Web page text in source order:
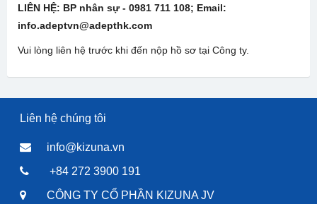
LIÊN HỆ: BP nhân sự - 0981 711 108; Email:
info.adeptvn@adepthk.com
Vui lòng liên hệ trước khi đến nộp hồ sơ tại Công ty.
Liên hệ chúng tôi
info@kizuna.vn
+84 272 3900 191
CÔNG TY CỔ PHẦN KIZUNA JV